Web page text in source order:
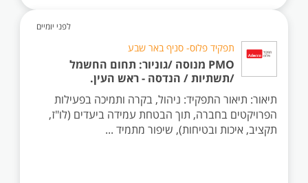
לפני יומיים
תפקיד פלוס- סניף באר שבע
PMO מנוסה /גוניור: תחום החשמל
/תשתיות / הנדסה - ראש העין.
תיאור: תיאור התפקיד: ניהול, בקרה ותמיכה בפעילות
הפרויקטים בחברה, תוך הבטחת עמידה ביעדים (לו"ז,
תקציב, איכות ובטיחות), שיפור מתמיד ...